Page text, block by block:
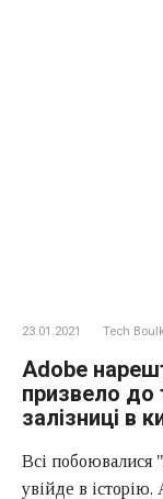
23.01.2021 Tech Boulk
Adobe
призвело до
залізниці в
Всі побоювалися
увійде в